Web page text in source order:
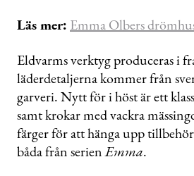
Läs mer: Emma Olbers
Eldvarms verktyg produceras i
läderdetaljerna kommer från
garveri. Nytt för i höst är ett
samt krokar med vackra
färger för att hänga upp
båda från serienEmma.